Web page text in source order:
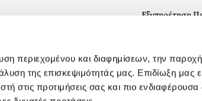
περιεχομένου και διαφημίσεων, την παροχή
της επισκεψιμότητάς μας. Επιδίωξη μας
στις προτιμήσεις σας και πιο ενδιαφέρουσα
και τη Βιβλιοθήκη
Εξυπηρέτηση
B2B
Δικαίωμα